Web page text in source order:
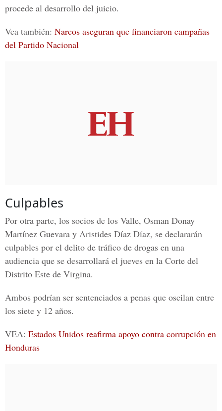
procede al desarrollo del juicio.
Vea también: Narcos aseguran que financiaron campañas
del Partido Nacional
Culpables
Por otra parte, los socios de los Valle, Osman Donay
Martínez Guevara y Aristides Díaz Díaz, se declararán
culpables por el delito de tráfico de drogas en una
audiencia que se desarrollará el jueves en la Corte del
Distrito Este de Virgina.
Ambos podrían ser sentenciados a penas que oscilan entre
los siete y 12 años.
VEA: Estados Unidos reafirma apoyo contra corrupción en
Honduras